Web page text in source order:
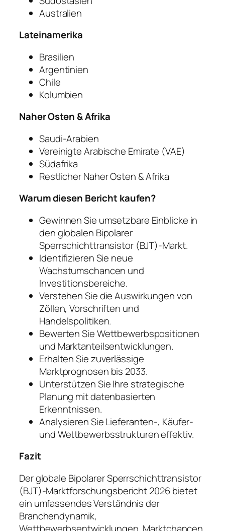
Australien
Lateinamerika
Brasilien
Argentinien
Chile
Kolumbien
Naher Osten & Afrika
Saudi-Arabien
Vereinigte Arabische Emirate (VAE)
Südafrika
Restlicher Naher Osten & Afrika
Warum diesen Bericht kaufen?
Gewinnen Sie umsetzbare Einblicke in
den globalen Bipolarer
Sperrschichttransistor (BJT)-Markt.
Identifizieren Sie neue
Wachstumschancen und
Investitionsbereiche.
Verstehen Sie die Auswirkungen von
Zöllen, Vorschriften und
Handelspolitiken.
Bewerten Sie Wettbewerbspositionen
und Marktanteilsentwicklungen.
Erhalten Sie zuverlässige
Marktprognosen bis 2033.
Unterstützen Sie Ihre strategische
Planung mit datenbasierten
Erkenntnissen.
Analysieren Sie Lieferanten-, Käufer-
und Wettbewerbsstrukturen effektiv.
Fazit
Der globale Bipolarer Sperrschichttransistor
(BJT)-Marktforschungsbericht 2026 bietet
ein umfassendes Verständnis der
Branchendynamik,